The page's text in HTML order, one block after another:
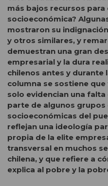
más bajos recursos
socioeconómica?
mostraron su
y otros similares, y
demuestran una gran
empresarial y la dura
chilenos antes y durante
columna se sostiene
solo evidencian una
parte de algunos
socioeconómicas del
reflejan una ideología
propia de la elite
transversal en muchos
chilena, y que refiere a
explica al pobre y la